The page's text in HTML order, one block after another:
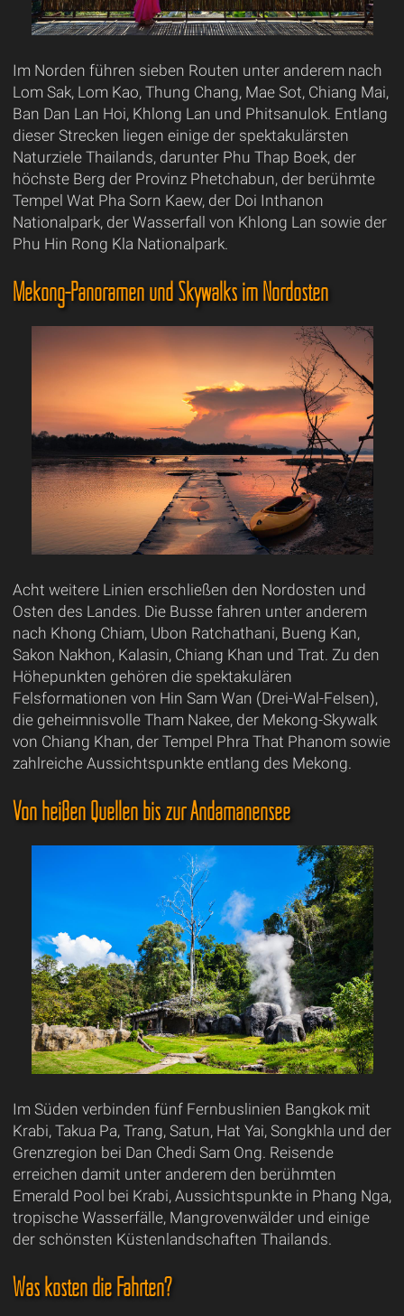
Im Norden führen sieben Routen unter anderem nach
Lom Sak, Lom Kao, Thung Chang, Mae Sot, Chiang Mai,
Ban Dan Lan Hoi, Khlong Lan und Phitsanulok. Entlang
dieser Strecken liegen einige der spektakulärsten
Naturziele Thailands, darunter Phu Thap Boek, der
höchste Berg der Provinz Phetchabun, der berühmte
Tempel Wat Pha Sorn Kaew, der Doi Inthanon
Nationalpark, der Wasserfall von Khlong Lan sowie der
Phu Hin Rong Kla Nationalpark.
Mekong-Panoramen und Skywalks im Nordosten
Acht weitere Linien erschließen den Nordosten und
Osten des Landes. Die Busse fahren unter anderem
nach Khong Chiam, Ubon Ratchathani, Bueng Kan,
Sakon Nakhon, Kalasin, Chiang Khan und Trat. Zu den
Höhepunkten gehören die spektakulären
Felsformationen von Hin Sam Wan (Drei-Wal-Felsen),
die geheimnisvolle Tham Nakee, der Mekong-Skywalk
von Chiang Khan, der Tempel Phra That Phanom sowie
zahlreiche Aussichtspunkte entlang des Mekong.
Von heißen Quellen bis zur Andamanensee
Im Süden verbinden fünf Fernbuslinien Bangkok mit
Krabi, Takua Pa, Trang, Satun, Hat Yai, Songkhla und der
Grenzregion bei Dan Chedi Sam Ong. Reisende
erreichen damit unter anderem den berühmten
Emerald Pool bei Krabi, Aussichtspunkte in Phang Nga,
tropische Wasserfälle, Mangrovenwälder und einige
der schönsten Küstenlandschaften Thailands.
Was kosten die Fahrten?